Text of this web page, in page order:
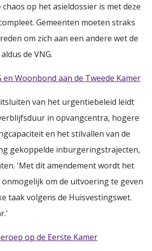
chaos op het asieldossier is met deze
Gemeenten moeten straks
om zich aan een andere wet de
de VNG.
en Woonbond aan de Tweede Kamer
van het urgentiebeleid leidt
in opvangcentra, hogere
en het stilvallen van de
gekoppelde inburgeringstrajecten,
'Met dit amendement wordt het
om de uitvoering te geven
taak volgens de Huisvestingswet.
op de Eerste Kamer